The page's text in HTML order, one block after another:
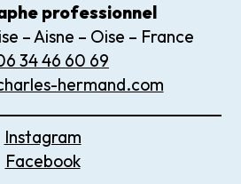
professionnel
– Aisne – Oise – France
34 46 60 69
hermand.com
Instagram
Facebook